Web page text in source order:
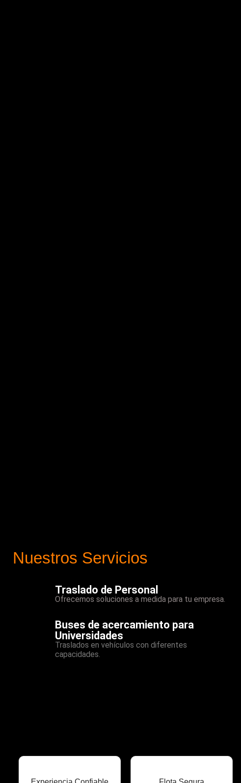
Nuestros Servicios
Traslado de Personal
Ofrecemos soluciones a medida para tu empresa.
Buses de acercamiento para
Universidades
Traslados en vehículos con diferentes
capacidades.